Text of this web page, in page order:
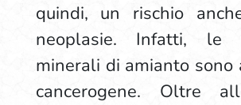
quindi, un rischio
neoplasie. Infatti, le
minerali di amianto sono
cancerogene. Oltre